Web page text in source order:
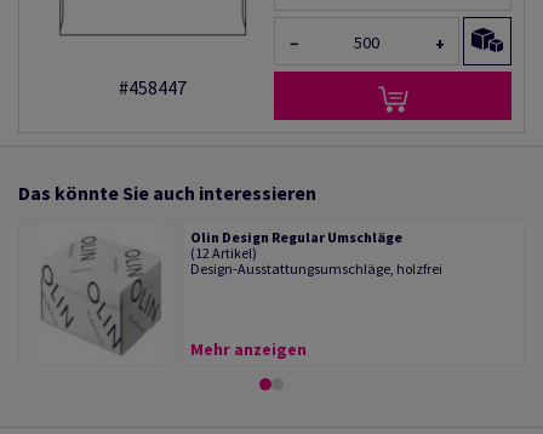
#458447
− +
Das könnte Sie auch interessieren
Olin Design Regular Umschläge
(12 Artikel)
Design-Ausstattungsumschläge, holzfrei
Mehr anzeigen